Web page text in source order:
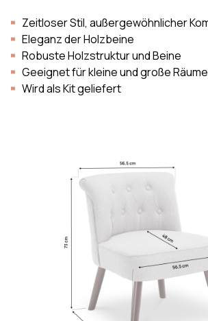
Zeitloser Stil, außergewöhnlicher
Eleganz der Holzbeine
Robuste Holzstruktur und Beine
Geeignet für kleine und große Räume
Wird als Kit geliefert